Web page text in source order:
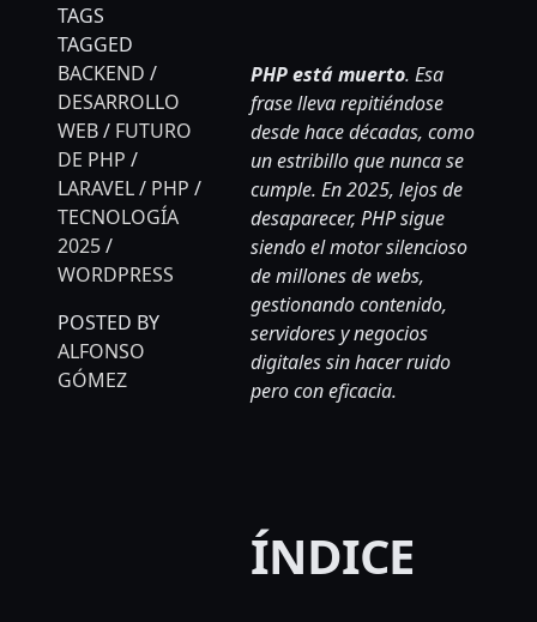
TAGS
TAGGED
BACKEND /
DESARROLLO
WEB/ FUTURO
DE PHP /
LARAVEL/ PHP /
TECNOLOGÍA
2025/
WORDPRESS
POSTED BY
ALFONSO
GÓMEZ
PHP está muerto. Esa
frase lleva repitiéndose
desde hace décadas, como
un estribillo que nunca se
cumple. En 2025, lejos de
desaparecer, PHP sigue
siendo el motor silencioso
de millones de webs,
gestionando contenido,
servidores y negocios
digitales sin hacer ruido
pero con eficacia.
ÍNDICE